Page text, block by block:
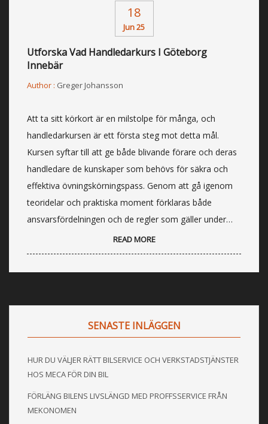
18
Jun 25
Utforska Vad Handledarkurs I Göteborg
Innebär
Author : Greger Johansson
Att ta sitt körkort är en milstolpe för många, och
handledarkursen är ett första steg mot detta mål.
Kursen syftar till att ge både blivande förare och deras
handledare de kunskaper som behövs för säkra och
effektiva övningskörningspass. Genom att gå igenom
teoridelar och praktiska moment förklaras både
ansvarsfördelningen och de regler som gäller under…
READ MORE
SENASTE INLÄGGEN
HUR DU VÄLJER RÄTT BILSERVICE OCH VERKSTADSTJÄNSTER
HOS MECA FÖR DIN BIL
FÖRLÄNG BILENS LIVSLÄNGD MED PROFFSSERVICE FRÅN
MEKONOMEN